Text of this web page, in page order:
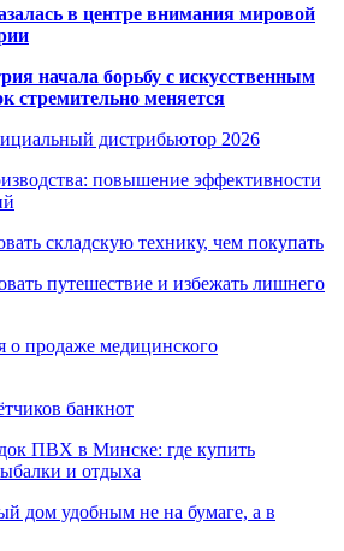
в центре внимания мировой
начала борьбу с искусственным
стремительно меняется
дистрибьютор 2026
повышение эффективности
складскую технику, чем покупать
путешествие и избежать лишнего
о продаже медицинского
банкнот
ПВХ в Минске: где купить
и отдыха
дом удобным не на бумаге, а в